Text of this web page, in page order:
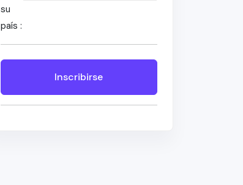
su
país :
Inscribirse